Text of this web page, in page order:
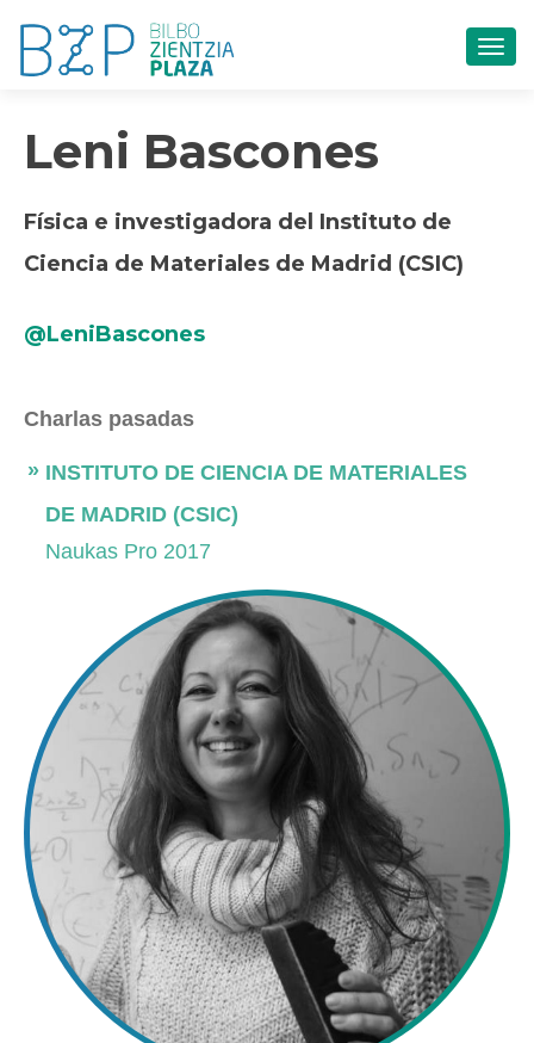
Leni Bascones
Física e investigadora del Instituto de
Ciencia de Materiales de Madrid (CSIC)
@LeniBascones
Charlas pasadas
INSTITUTO DE CIENCIA DE MATERIALES
DE MADRID (CSIC)
Naukas Pro 2017